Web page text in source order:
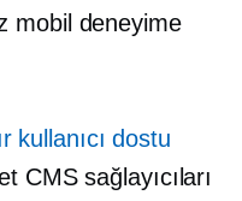
mobil deneyime
kullanıcı dostu
CMS sağlayıcıları